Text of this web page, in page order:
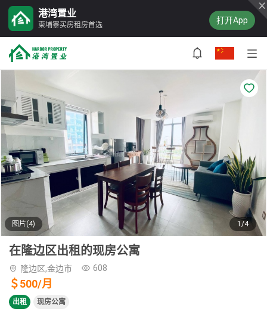
港湾置业
柬埔寨买房租房首选 打开App
图片(4) 1/4
在隆边区出租的现房公寓
隆边区,金边市 608
＄500/月
出租 现房公寓